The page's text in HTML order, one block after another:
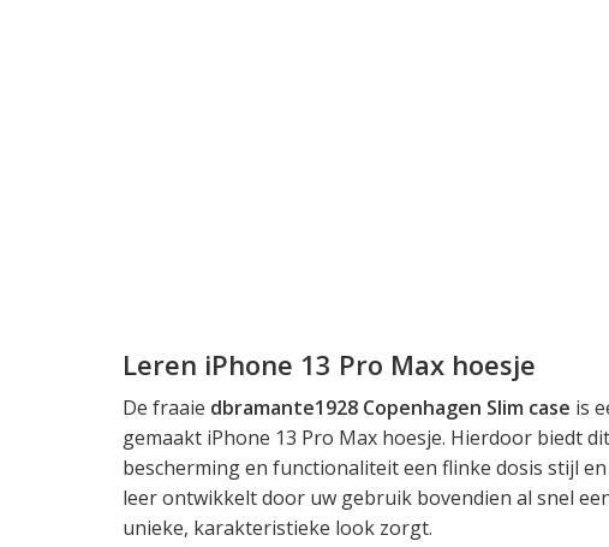
Leren iPhone 13 Pro Max hoesje
De fraaie dbramante1928 Copenhagen Slim case is
gemaakt iPhone 13 Pro Max hoesje. Hierdoor biedt
bescherming en functionaliteit een flinke dosis stijl
leer ontwikkelt door uw gebruik bovendien al snel
unieke, karakteristieke look zorgt.